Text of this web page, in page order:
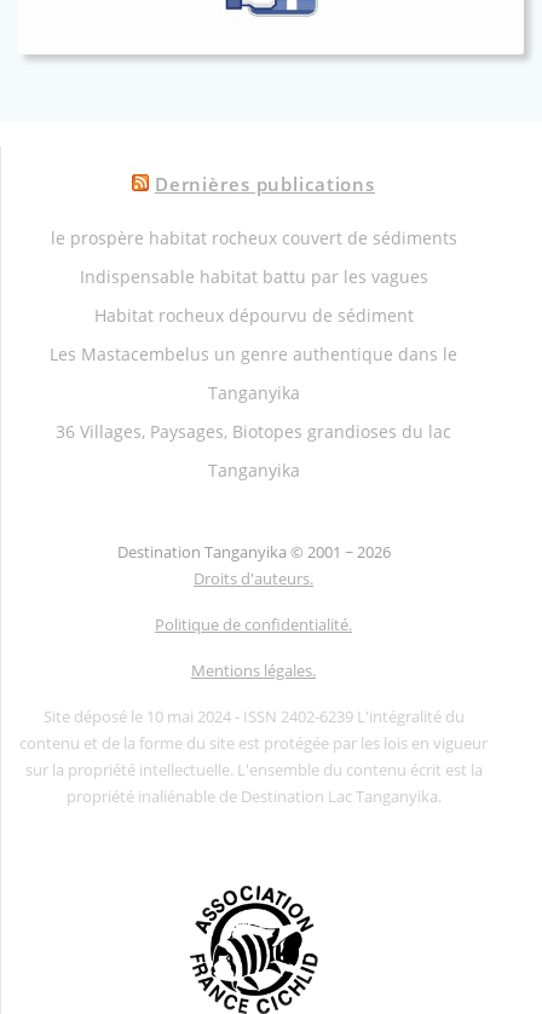
Dernières publications
le prospère habitat rocheux couvert de sédiments
Indispensable habitat battu par les vagues
Habitat rocheux dépourvu de sédiment
Les Mastacembelus un genre authentique dans le
Tanganyika
36 Villages, Paysages, Biotopes grandioses du lac
Tanganyika
Destination Tanganyika © 2001 ~ 2026
Droits d'auteurs.
Politique de confidentialité.
Mentions légales.
Site déposé le 10 mai 2024 - ISSN 2402-6239 L'intégralité du
contenu et de la forme du site est protégée par les lois en vigueur
sur la propriété intellectuelle. L'ensemble du contenu écrit est la
propriété inaliénable de Destination Lac Tanganyika.